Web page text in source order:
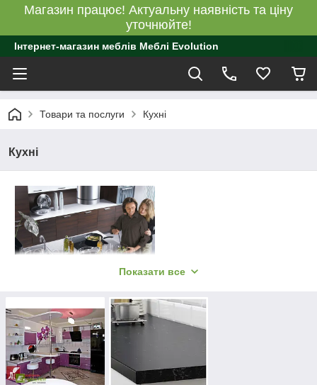
Магазин працює! Актуальну наявність та ціну
уточнюйте!
Інтернет-магазин меблів Меблі Evolution
Товари та послуги Кухні
Кухні
Показати все